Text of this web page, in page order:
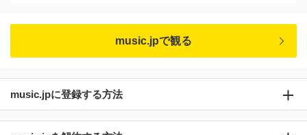
music.jpで観る
music.jpに登録する方法